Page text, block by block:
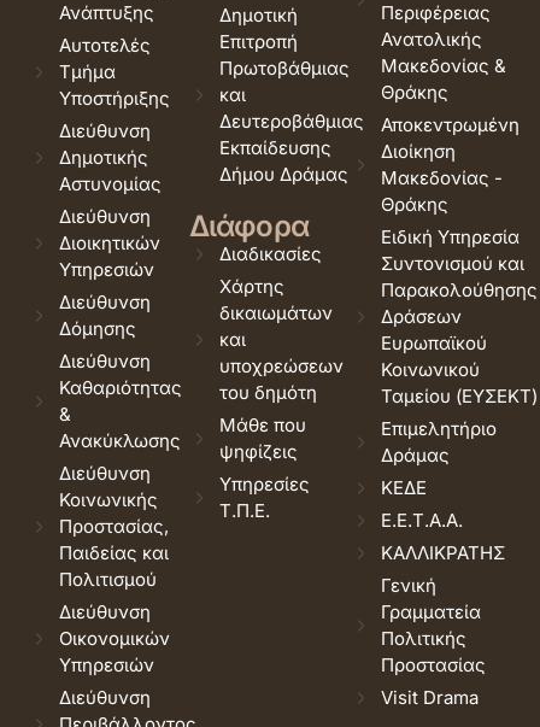
Ανάπτυξης
Αυτοτελές
Τμήμα
Υποστήριξης
Διεύθυνση
Δημοτικής
Αστυνομίας
Διεύθυνση
Διοικητικών
Υπηρεσιών
Διεύθυνση
Δόμησης
Διεύθυνση
Καθαριότητας
&
Ανακύκλωσης
Διεύθυνση
Κοινωνικής
Προστασίας,
Παιδείας και
Πολιτισμού
Διεύθυνση
Οικονομικών
Υπηρεσιών
Διεύθυνση
Δημοτική
Επιτροπή
Πρωτοβάθμιας
και
Δευτεροβάθμιας
Εκπαίδευσης
Δήμου Δράμας
Διάφορα
Διαδικασίες
Χάρτης
δικαιωμάτων
και
υποχρεώσεων
του δημότη
Μάθε που
ψηφίζεις
Υπηρεσίες
Τ.Π.Ε.
Περιφέρειας
Ανατολικής
Μακεδονίας &
Θράκης
Αποκεντρωμένη
Διοίκηση
Μακεδονίας -
Θράκης
Ειδική Υπηρεσία
Συντονισμού και
Παρακολούθησης
Δράσεων
Ευρωπαϊκού
Κοινωνικού
Ταμείου (ΕΥΣΕΚΤ)
Επιμελητήριο
Δράμας
ΚΕΔΕ
Ε.Ε.Τ.Α.Α.
ΚΑΛΛΙΚΡΑΤΗΣ
Γενική
Γραμματεία
Πολιτικής
Προστασίας
Visit Drama